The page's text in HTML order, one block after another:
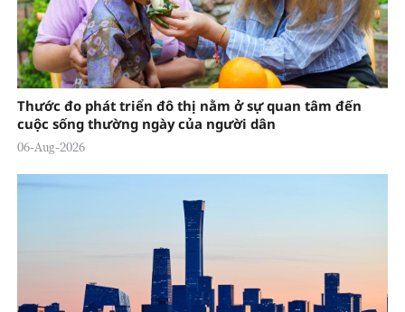
Thước đo phát triển đô thị nằm ở sự quan tâm đến
cuộc sống thường ngày của người dân
06-Aug-2026